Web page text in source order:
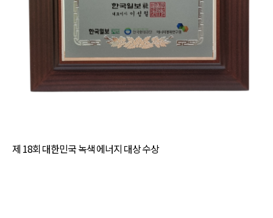
제 18회 대한민국 녹색 에너지 대상 수상